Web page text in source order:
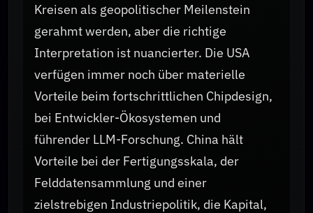
Kreisen als geopolitischer Meilenstein
gerahmt werden, aber die richtige
Interpretation ist nuancierter. Die USA
verfügen immer noch über materielle
Vorteile beim fortschrittlichen Chipdesign,
bei Entwickler-Ökosystemen und
führender LLM-Forschung. China hält
Vorteile bei der Fertigungsskala, der
Felddatensammlung und einer
zielstrebigen Industriepolitik, die Kapital,